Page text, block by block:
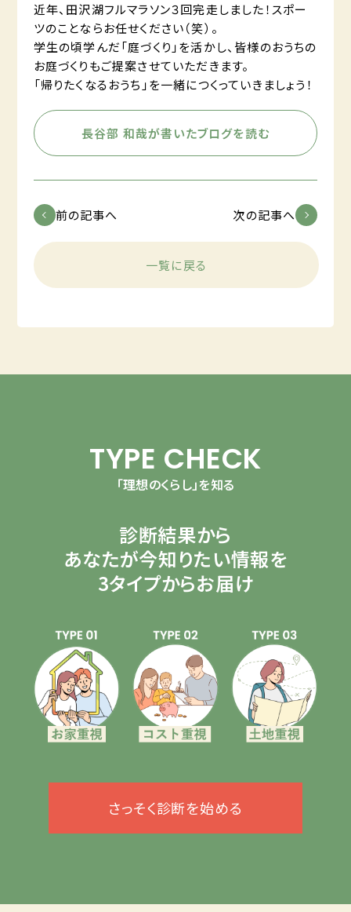
近年、田沢湖フルマラソン３回完走しました！スポー
ツのことならお任せください（笑）。
学生の頃学んだ「庭づくり」を活かし、皆様のおうちの
お庭づくりもご提案させていただきます。
「帰りたくなるおうち」を一緒につくっていきましょう！
長谷部 和哉が書いたブログを読む
前の記事へ 次の記事へ
一覧に戻る
TYPE CHECK
「理想のくらし」を知る
診断結果から
あなたが今知りたい情報を
3タイプからお届け
さっそく診断を始める